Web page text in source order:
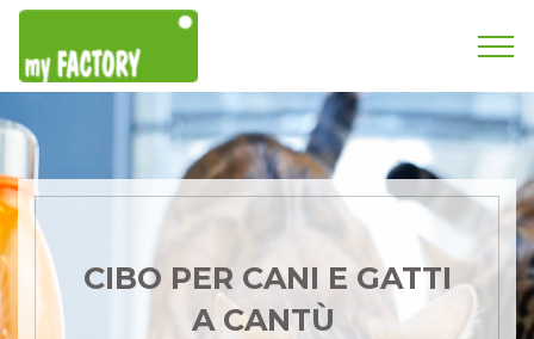
CIBO PER CANI E GATTI
A CANTÙ